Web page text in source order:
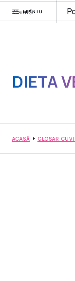
MENIU
DIETA
ACASĂ GLOSAR